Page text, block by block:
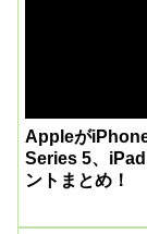
Appleが
Series 5、
ントまとめ！